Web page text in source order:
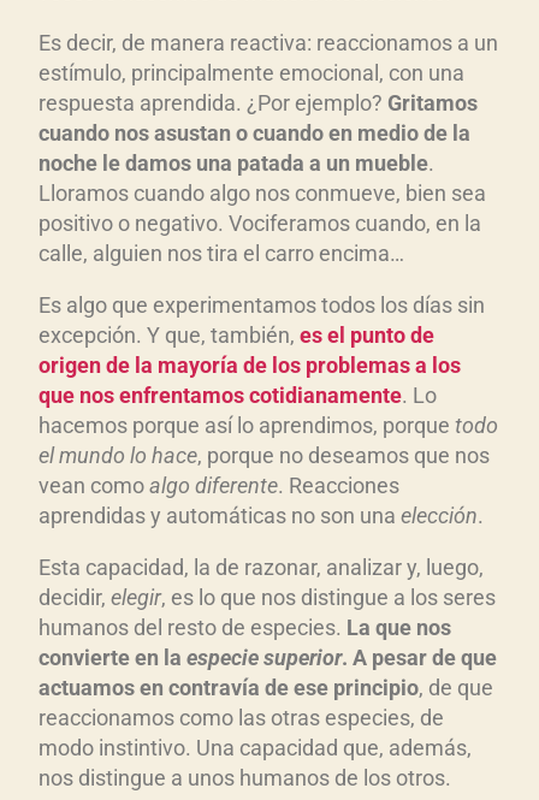
r
d
e
a
u
d
i
o
Es decir, de manera reactiva: reaccionamos a un
estímulo, principalmente emocional, con una
respuesta aprendida. ¿Por ejemplo? Gritamos
cuando nos asustan o cuando en medio de la
noche le damos una patada a un mueble.
Lloramos cuando algo nos conmueve, bien sea
positivo o negativo. Vociferamos cuando, en la
calle, alguien nos tira el carro encima…
Es algo que experimentamos todos los días sin
excepción. Y que, también, es el punto de
origen de la mayoría de los problemas a los
que nos enfrentamos cotidianamente. Lo
hacemos porque así lo aprendimos, porque todo
el mundo lo hace, porque no deseamos que nos
vean comoalgo diferente. Reacciones
aprendidas y automáticas no son una elección.
Esta capacidad, la de razonar, analizar y, luego,
decidir, elegir, es lo que nos distingue a los seres
humanos del resto de especies. La que nos
convierte en la especie superior. A pesar de que
actuamos en contravía de ese principio, de que
reaccionamos como las otras especies, de
modo instintivo. Una capacidad que, además,
nos distingue a unos humanos de los otros.